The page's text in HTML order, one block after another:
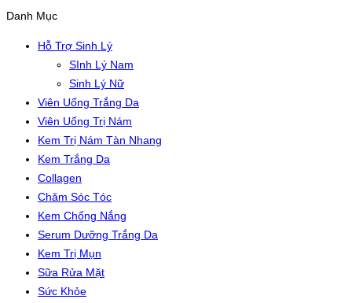
Danh Mục
Hỗ Trợ Sinh Lý
SInh Lý Nam
Sinh Lý Nữ
Viên Uống Trắng Da
Viên Uống Trị Nám
Kem Trị Nám Tàn Nhang
Kem Trắng Da
Collagen
Chăm Sóc Tóc
Kem Chống Nắng
Serum Dưỡng Trắng Da
Kem Trị Mụn
Sữa Rửa Mặt
Sức Khỏe